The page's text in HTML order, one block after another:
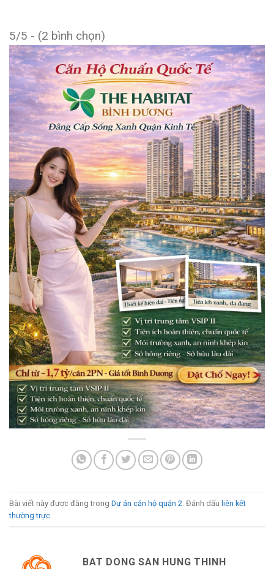
5/5 - (2 bình chọn)
Bài viết này được đăng trong Dự án căn hộ quận 2 . Đánh dấu liên kết
thường trực
BAT DONG SAN HUNG THINH